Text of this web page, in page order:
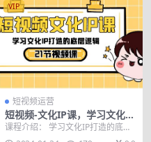
VIP
短视频运营
短视频-文化IP课，学习文化IP
打造的底层逻辑（21节课）
课程介绍： 学习文化IP打造的底层
逻辑，建立对IP，个人IP、文化IP